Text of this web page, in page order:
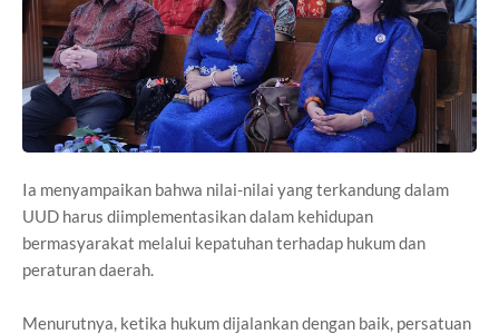
Ia menyampaikan bahwa nilai-nilai yang terkandung dalam
UUD harus diimplementasikan dalam kehidupan
bermasyarakat melalui kepatuhan terhadap hukum dan
peraturan daerah.
Menurutnya, ketika hukum dijalankan dengan baik, persatuan